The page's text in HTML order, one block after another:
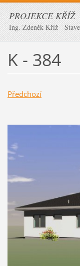
PROJEKCE KŘÍŽ
Ing. Zdeněk Kříž -
K - 384
Předchozí